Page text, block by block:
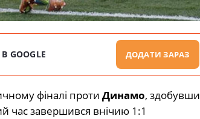
GOOGLE ДОДАТИ ЗАРАЗ
фіналі проти Динамо, здобувши
часзавершився внічию 1:1